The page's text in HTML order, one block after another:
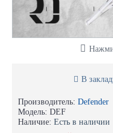
В
Производитель: Defender
Модель: DEF
Наличие: Есть в наличии